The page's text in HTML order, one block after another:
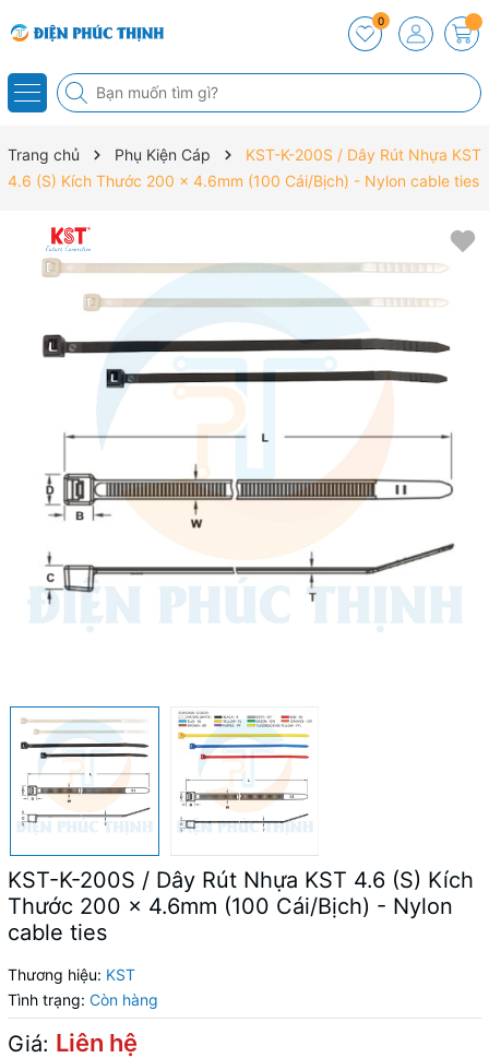
0
Trang chủ Phụ Kiện Cáp
KST-K-200S / Dây Rút Nhựa KST
4.6 (S) Kích Thước 200 x 4.6mm (100 Cái/Bịch) - Nylon cable ties
KST-K-200S / Dây Rút Nhựa KST 4.6 (S) Kích
Thước 200 x 4.6mm (100 Cái/Bịch) - Nylon
cable ties
Thương hiệu: KST
Tình trạng: Còn hàng
Giá: Liên hệ